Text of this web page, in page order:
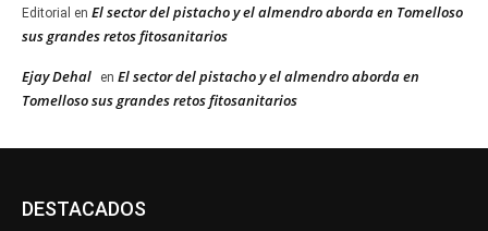
Editorial en El sector del pistacho y el almendro aborda en Tomelloso
sus grandes retos fitosanitarios
Ejay Dehal en El sector del pistacho y el almendro aborda en
Tomelloso sus grandes retos fitosanitarios
DESTACADOS